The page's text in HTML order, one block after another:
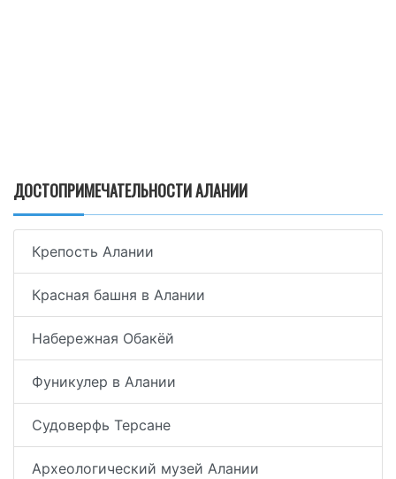
ДОСТОПРИМЕЧАТЕЛЬНОСТИ АЛАНИИ
Крепость Алании
Красная башня в Алании
Набережная Обакёй
Фуникулер в Алании
Судоверфь Терсане
Археологический музей Алании